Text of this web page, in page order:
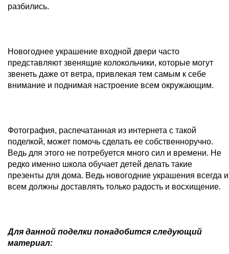
разбились.
Новогоднее украшение входной двери часто
представляют звенящие колокольчики, которые могут
звенеть даже от ветра, привлекая тем самым к себе
внимание и поднимая настроение всем окружающим.
Фотография, распечатанная из интернета с такой
поделкой, может помочь сделать ее собственноручно.
Ведь для этого не потребуется много сил и времени. Не
редко именно школа обучает детей делать такие
презенты для дома. Ведь новогодние украшения всегда и
всем должны доставлять только радость и восхищение.
Для данной поделки понадобится следующий
материал: